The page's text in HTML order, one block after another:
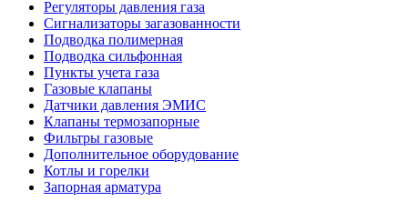
Регуляторы давления газа
Сигнализаторы загазованности
Подводка полимерная
Подводка сильфонная
Пункты учета газа
Газовые клапаны
Датчики давления ЭМИС
Клапаны термозапорные
Фильтры газовые
Дополнительное оборудование
Котлы и горелки
Запорная арматура